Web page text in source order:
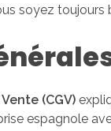
soyez toujours
(CGV)
espagnole